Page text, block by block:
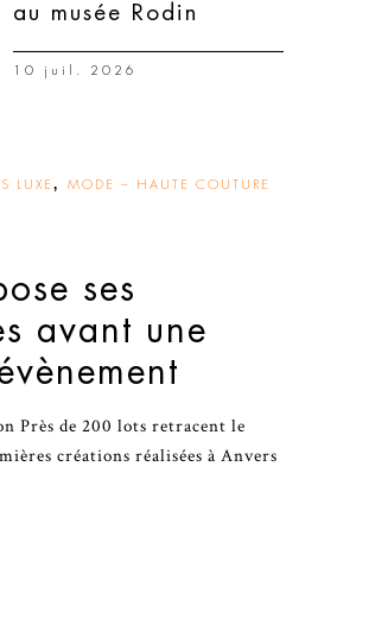
au musée Rodin
10 juil. 2026
LUXE , MODE – HAUTE COUTURE
ses
avant une
Près de 200 lots retracent le
créations réalisées à Anvers